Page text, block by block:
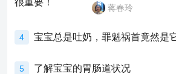
蒋春玲
4 宝宝总是吐奶，罪魁祸首竟然是
5 了解宝宝的胃肠道状况